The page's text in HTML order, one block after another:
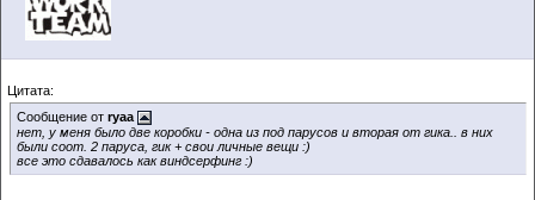
Цитата:
Сообщение от ryaa
нет, у меня было две коробки - одна из под парусов и вторая от гика.. в них
были соот. 2 паруса, гик + свои личные вещи :)
все это сдавалось как виндсерфинг :)